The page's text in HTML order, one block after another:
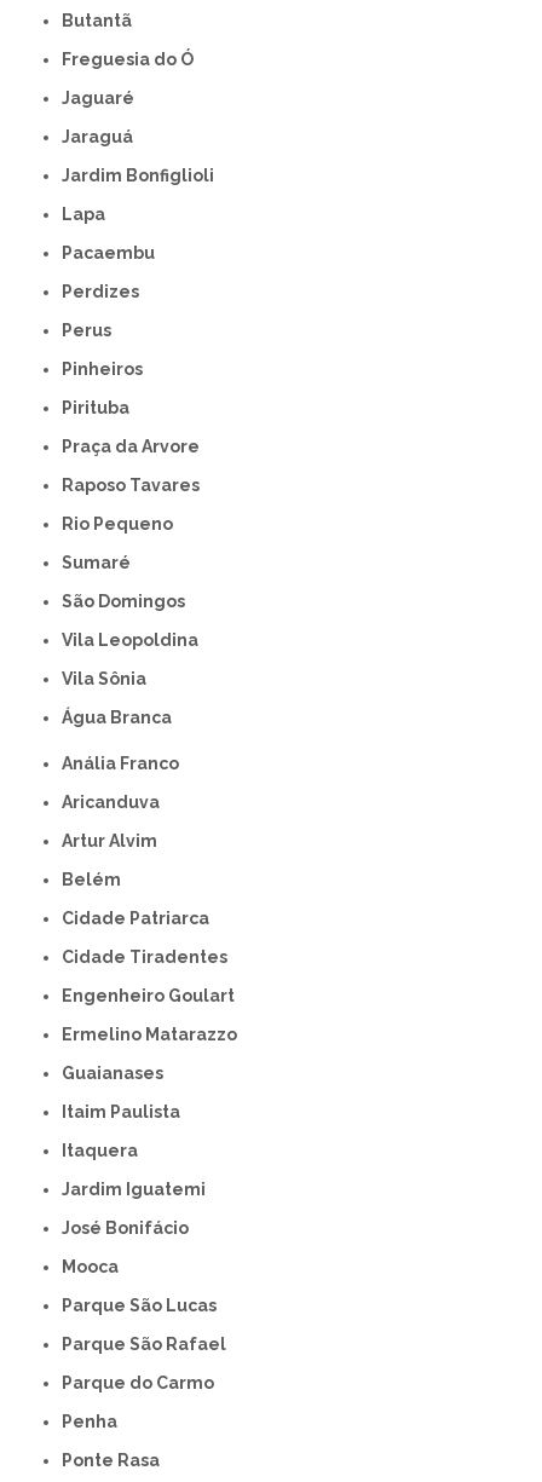
Butantã
Freguesia do Ó
Jaguaré
Jaraguá
Jardim Bonfiglioli
Lapa
Pacaembu
Perdizes
Perus
Pinheiros
Pirituba
Praça da Arvore
Raposo Tavares
Rio Pequeno
Sumaré
São Domingos
Vila Leopoldina
Vila Sônia
Água Branca
Anália Franco
Aricanduva
Artur Alvim
Belém
Cidade Patriarca
Cidade Tiradentes
Engenheiro Goulart
Ermelino Matarazzo
Guaianases
Itaim Paulista
Itaquera
Jardim Iguatemi
José Bonifácio
Mooca
Parque São Lucas
Parque São Rafael
Parque do Carmo
Penha
Ponte Rasa